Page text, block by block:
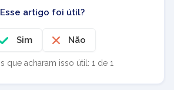
Esse artigo foi útil?
Sim Não
que acharam isso útil: 1 de 1